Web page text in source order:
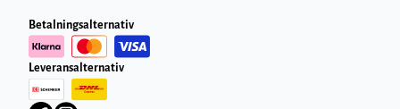
Betalningsalternativ
Leveransalternativ